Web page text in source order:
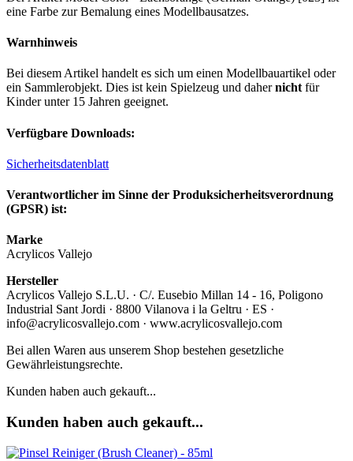
eine Farbe zur Bemalung eines Modellbausatzes.
Warnhinweis
Bei diesem Artikel handelt es sich um einen Modellbauartikel oder
ein Sammlerobjekt. Dies ist kein Spielzeug und dahernicht für
Kinder unter 15 Jahren geeignet.
Verfügbare Downloads:
Sicherheitsdatenblatt
Verantwortlicher im Sinne der Produksicherheitsverordnung
(GPSR) ist:
Marke
Acrylicos Vallejo
Hersteller
Acrylicos Vallejo S.L.U. · C/. Eusebio Millan 14 - 16, Poligono
Industrial Sant Jordi · 8800 Vilanova i la Geltru · ES ·
info@acrylicosvallejo.com · www.acrylicosvallejo.com
Bei allen Waren aus unserem Shop bestehen gesetzliche
Gewährleistungsrechte.
Kunden haben auch gekauft...
Kunden haben auch gekauft...